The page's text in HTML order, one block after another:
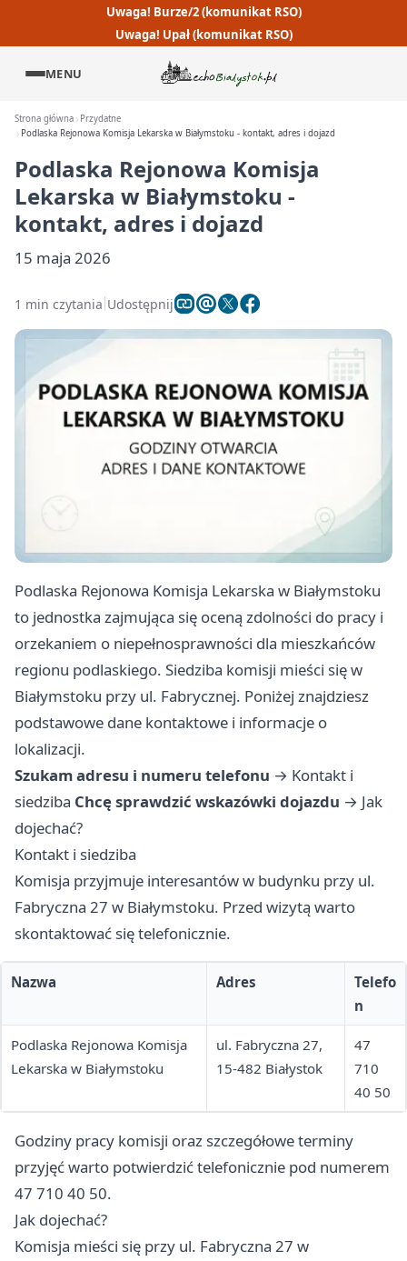
Uwaga! Burze/2 (komunikat RSO)
Uwaga! Upał (komunikat RSO)
MENU
Strona główna
Przydatne
Podlaska Rejonowa Komisja Lekarska w Białymstoku - kontakt, adres i dojazd
Podlaska Rejonowa Komisja
Lekarska w Białymstoku -
kontakt, adres i dojazd
15 maja 2026
1 min czytania Udostępnij
Podlaska Rejonowa Komisja Lekarska w Białymstoku
to jednostka zajmująca się oceną zdolności do pracy i
orzekaniem o niepełnosprawności dla mieszkańców
regionu podlaskiego. Siedziba komisji mieści się w
Białymstoku przy ul. Fabrycznej. Poniżej znajdziesz
podstawowe dane kontaktowe i informacje o
lokalizacji.
Szukam adresu i numeru telefonu → Kontakt i
siedziba Chcę sprawdzić wskazówki dojazdu → Jak
dojechać?
Kontakt i siedziba
Komisja przyjmuje interesantów w budynku przy ul.
Fabryczna 27 w Białymstoku. Przed wizytą warto
skontaktować się telefonicznie.
Nazwa Adres
Telefo
n
Podlaska Rejonowa Komisja
Lekarska w Białymstoku
ul. Fabryczna 27,
15-482 Białystok
47
710
40 50
Godziny pracy komisji oraz szczegółowe terminy
przyjęć warto potwierdzić telefonicznie pod numerem
47 710 40 50.
Jak dojechać?
Komisja mieści się przy ul. Fabryczna 27 w